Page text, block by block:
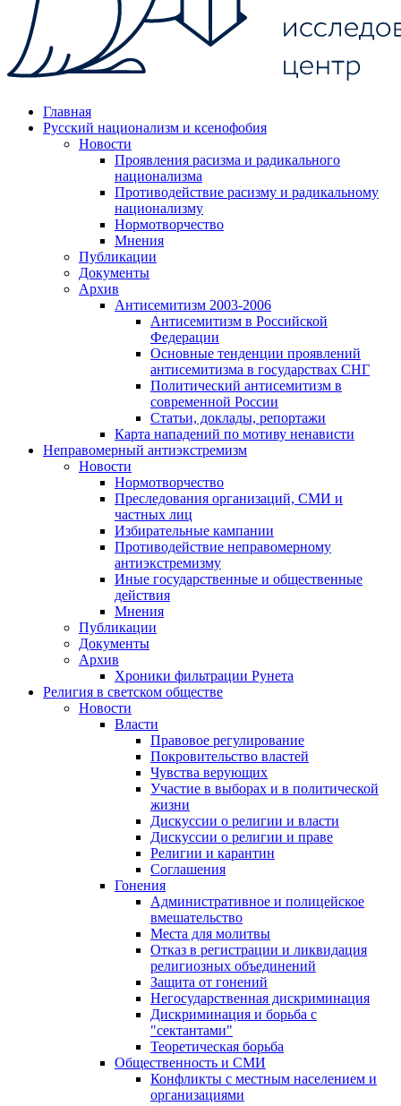
Главная
Русский национализм и ксенофобия
Новости
Проявления расизма и радикального
национализма
Противодействие расизму и радикальному
национализму
Нормотворчество
Мнения
Публикации
Документы
Архив
Антисемитизм 2003-2006
Антисемитизм в Российской
Федерации
Основные тенденции проявлений
антисемитизма в государствах СНГ
Политический антисемитизм в
современной России
Статьи, доклады, репортажи
Карта нападений по мотиву ненависти
Неправомерный антиэкстремизм
Новости
Нормотворчество
Преследования организаций, СМИ и
частных лиц
Избирательные кампании
Противодействие неправомерному
антиэкстремизму
Иные государственные и общественные
действия
Мнения
Публикации
Документы
Архив
Хроники фильтрации Рунета
Религия в светском обществе
Новости
Власти
Правовое регулирование
Покровительство властей
Чувства верующих
Участие в выборах и в политической
жизни
Дискуссии о религии и власти
Дискуссии о религии и праве
Религии и карантин
Соглашения
Гонения
Административное и полицейское
вмешательство
Места для молитвы
Отказ в регистрации и ликвидация
религиозных объединений
Защита от гонений
Негосударственная дискриминация
Дискриминация и борьба с
"сектантами"
Теоретическая борьба
Общественность и СМИ
Конфликты с местным населением и
организациями